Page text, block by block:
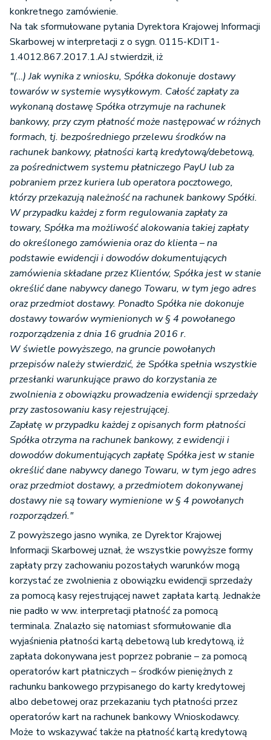
konkretnego zamówienie.
Na tak sformułowane pytania Dyrektora Krajowej Informacji
Skarbowej w interpretacji z o sygn. 0115-KDIT1-
1.4012.867.2017.1.AJ stwierdził, iż
"(…) Jak wynika z wniosku, Spółka dokonuje dostawy
towarów w systemie wysyłkowym. Całość zapłaty za
wykonaną dostawę Spółka otrzymuje na rachunek
bankowy, przy czym płatność może następować w różnych
formach, tj. bezpośredniego przelewu środków na
rachunek bankowy, płatności kartą kredytową/debetową,
za pośrednictwem systemu płatniczego PayU lub za
pobraniem przez kuriera lub operatora pocztowego,
którzy przekazują należność na rachunek bankowy Spółki.
W przypadku każdej z form regulowania zapłaty za
towary, Spółka ma możliwość alokowania takiej zapłaty
do określonego zamówienia oraz do klienta – na
podstawie ewidencji i dowodów dokumentujących
zamówienia składane przez Klientów, Spółka jest w stanie
określić dane nabywcy danego Towaru, w tym jego adres
oraz przedmiot dostawy. Ponadto Spółka nie dokonuje
dostawy towarów wymienionych w § 4 powołanego
rozporządzenia z dnia 16 grudnia 2016 r.
W świetle powyższego, na gruncie powołanych
przepisów należy stwierdzić, że Spółka spełnia wszystkie
przesłanki warunkujące prawo do korzystania ze
zwolnienia z obowiązku prowadzenia ewidencji sprzedaży
przy zastosowaniu kasy rejestrującej.
Zapłatę w przypadku każdej z opisanych form płatności
Spółka otrzyma na rachunek bankowy, z ewidencji i
dowodów dokumentujących zapłatę Spółka jest w stanie
określić dane nabywcy danego Towaru, w tym jego adres
oraz przedmiot dostawy, a przedmiotem dokonywanej
dostawy nie są towary wymienione w § 4 powołanych
rozporządzeń."
Z powyższego jasno wynika, ze Dyrektor Krajowej
Informacji Skarbowej uznał, że wszystkie powyższe formy
zapłaty przy zachowaniu pozostałych warunków mogą
korzystać ze zwolnienia z obowiązku ewidencji sprzedaży
za pomocą kasy rejestrującej nawet zapłata kartą. Jednakże
nie padło w ww. interpretacji płatność za pomocą
terminala. Znalazło się natomiast sformułowanie dla
wyjaśnienia płatności kartą debetową lub kredytową, iż
zapłata dokonywana jest poprzez pobranie – za pomocą
operatorów kart płatniczych – środków pieniężnych z
rachunku bankowego przypisanego do karty kredytowej
albo debetowej oraz przekazaniu tych płatności przez
operatorów kart na rachunek bankowy Wnioskodawcy.
Może to wskazywać także na płatność kartą kredytową